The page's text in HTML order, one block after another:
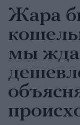
Жара
мы